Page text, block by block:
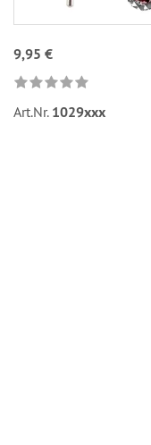
9,95 €
Art.Nr. 1029xxx